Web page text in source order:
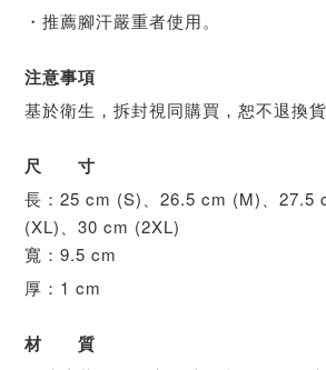
・推薦腳汗嚴重者使用。
注意事項
基於衛生，拆封視同購買，恕不退換貨
尺 寸
長： 25 cm (S)、26.5 cm (M)、27.5
(XL)、30 cm (2XL)
寬：9.5 cm
厚：1 cm
材 質